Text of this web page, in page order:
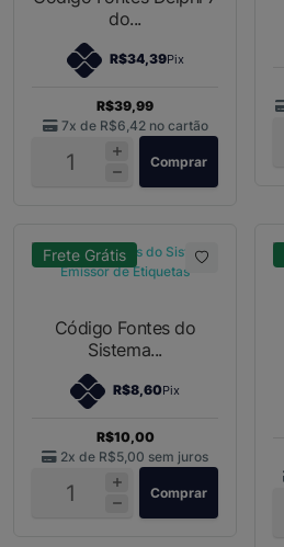
do...
R$34,39Pix
R$39,99
7x de R$6,42 no cartão
Comprar
Frete Grátis
Código Fontes do
Sistema...
R$8,60Pix
R$10,00
2x de R$5,00 sem juros
Comprar